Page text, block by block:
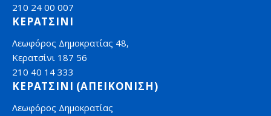
210 24 00 007
ΚΕΡΑΤΣΙΝΙ
Λεωφόρος Δημοκρατίας 48,
Κερατσίνι 187 56
210 40 14 333
ΚΕΡΑΤΣΙΝΙ (ΑΠΕΙΚΟΝΙΣΗ)
Λεωφόρος Δημοκρατίας